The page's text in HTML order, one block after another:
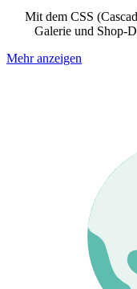
Mit dem CSS
Galerie und Shop-
Mehr anzeigen